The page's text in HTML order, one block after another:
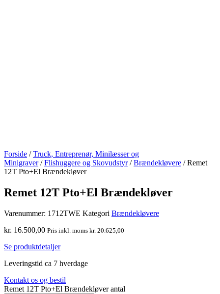
Forside /Truck, Entreprenør, Minilæsser og
Minigraver/Flishuggere og Skovudstyr/Brændekløvere / Remet
12T Pto+El Brændekløver
Remet 12T Pto+El Brændekløver
Varenummer: 1712TWE Kategori Brændekløvere
kr. 16.500,00 Pris inkl. moms kr. 20.625,00
Se produktdetaljer
Leveringstid ca 7 hverdage
Kontakt os og bestil
Remet 12T Pto+El Brændekløver antal